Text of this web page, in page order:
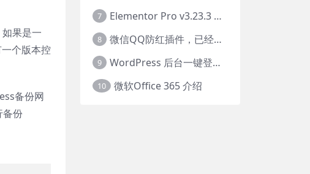
果是一
个版本控
备份网
份
7 Elementor Pro v3.23.3 永久免费使用
8 微信QQ防红插件，已经被腾讯拦截的域名无效
9 WordPress 后台一键登录任意用户
10 微软Office 365 介绍